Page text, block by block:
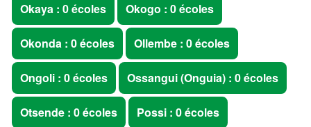
Okaya : 0 écoles Okogo : 0 écoles
Okonda : 0 écoles Ollembe : 0 écoles
Ongoli : 0 écoles Ossangui (Onguia) : 0 écoles
Otsende : 0 écoles Possi : 0 écoles